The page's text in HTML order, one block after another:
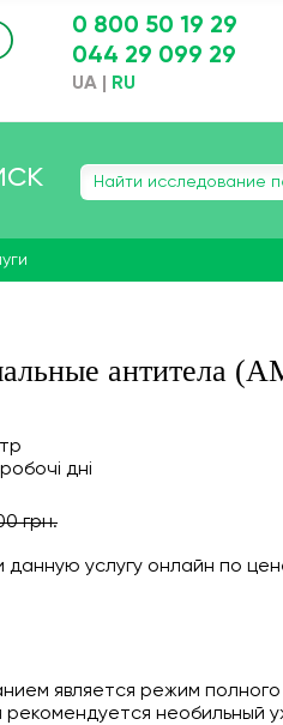
0 800 50 19 29
044 29 099 29
UA RU
антитела
дні
грн.
услугу онлайн по
является режим
необильный